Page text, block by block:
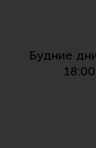
Будние